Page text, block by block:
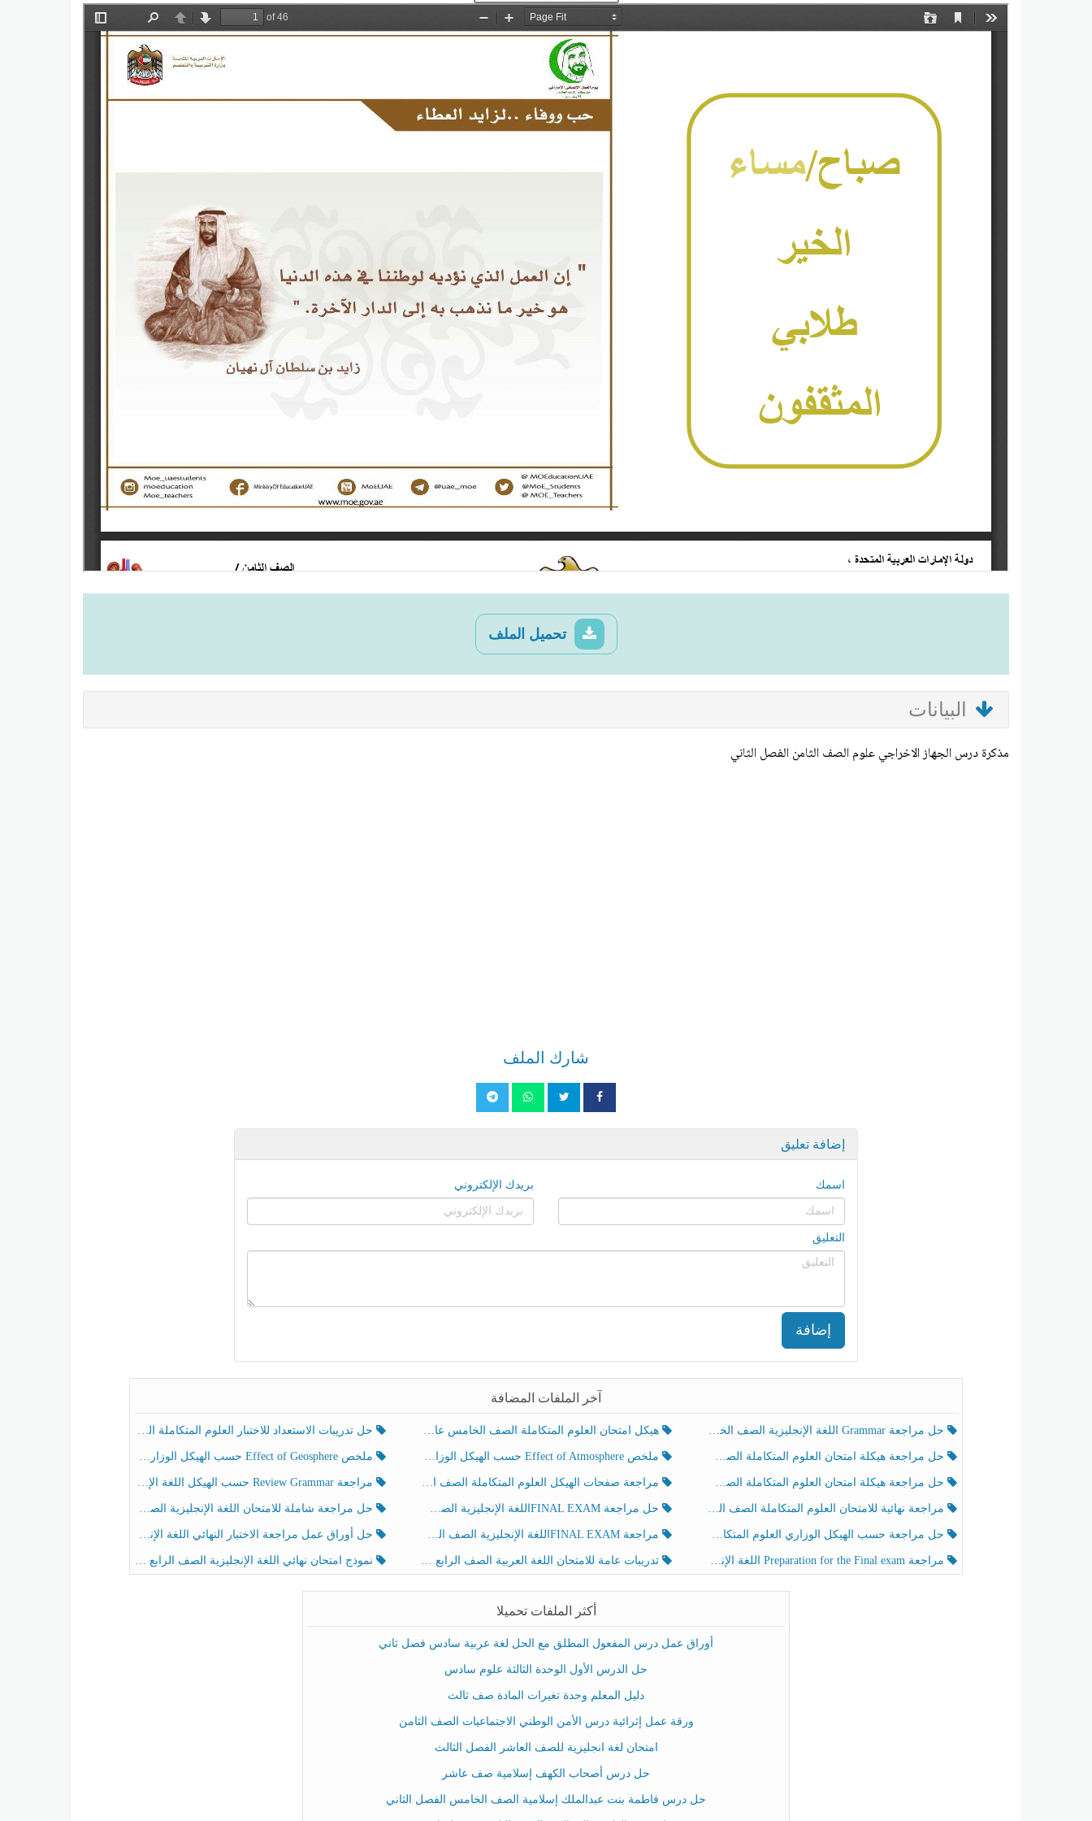
تحميل الملف
البيانات
مذكرة درس الجهاز الاخراجي علوم الصف الثامن الفصل الثاني
شارك الملف
إضافة تعليق
اسمك بريدك الإلكتروني
التعليق
إضافة
آخر الملفات المضافة
حل مراجعة Grammar اللغة الإنجليزية الصف الخامس الفصل الثالث هيكل امتحان العلوم المتكاملة الصف الخامس عام الفصل الدراسي الثالث 2025-2026 حل تدريبات الاستعداد للاختبار العلوم المتكاملة الصف الخامس عام الفصل الثالث
حل مراجعة هيكلة امتحان العلوم المتكاملة الصف الخامس انسبير الفصل الثالث ملخص Effect of Atmosphere حسب الهيكل الوزاري العلوم المتكاملة الصف الخامس انسبير الفصل الثالث ملخص Effect of Geosphere حسب الهيكل الوزاري العلوم المتكاملة الصف الخامس انسبير الفصل الثالث
حل مراجعة هيكلة امتحان العلوم المتكاملة الصف الخامس عام الفصل الثالث مراجعة صفحات الهيكل العلوم المتكاملة الصف الخامس انسبير الفصل الثالث مراجعة Review Grammar حسب الهيكل اللغة الإنجليزية الصف الخامس الفصل الثالث
مراجعة نهائية للامتحان العلوم المتكاملة الصف الخامس انسبير الفصل الثالث حل مراجعة FINAL EXAMاللغة الإنجليزية الصف الخامس الفصل الثالث حل مراجعة شاملة للامتحان اللغة الإنجليزية الصف الخامس الفصل الثالث
حل مراجعة حسب الهيكل الوزاري العلوم المتكاملة الصف الخامس عام الفصل الثالث مراجعة FINAL EXAMاللغة الإنجليزية الصف الخامس الفصل الثالث حل أوراق عمل مراجعة الاختبار النهائي اللغة الإنجليزية الصف الرابع الفصل الثالث
مراجعة Preparation for the Final exam اللغة الإنجليزية الصف الرابع الفصل الثالث تدريبات عامة للامتحان اللغة العربية الصف الرابع الفصل الثالث نموذج امتحان نهائي اللغة الإنجليزية الصف الرابع الفصل الثالث
أكثر الملفات تحميلا
أوراق عمل درس المفعول المطلق مع الحل لغة عربية سادس فصل ثاني
حل الدرس الأول الوحدة الثالثة علوم سادس
دليل المعلم وحدة تغيرات المادة صف ثالث
ورقة عمل إثرائية درس الأمن الوطني الاجتماعيات الصف الثامن
امتحان لغة انجليزية للصف العاشر الفصل الثالث
حل درس أصحاب الكهف إسلامية صف عاشر
حل درس فاطمة بنت عبدالملك إسلامية الصف الخامس الفصل الثاني